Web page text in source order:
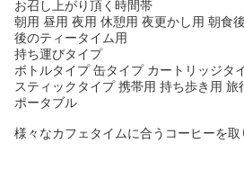
お召し上がり頂く時間帯
朝用 昼用 夜用 休憩用 夜更かし用 朝食
後のティータイム用
持ち運びタイプ
ボトルタイプ 缶タイプ カートリッジタ
スティックタイプ 携帯用 持ち歩き用 旅
ポータブル
様々なカフェタイムに合うコーヒーを取